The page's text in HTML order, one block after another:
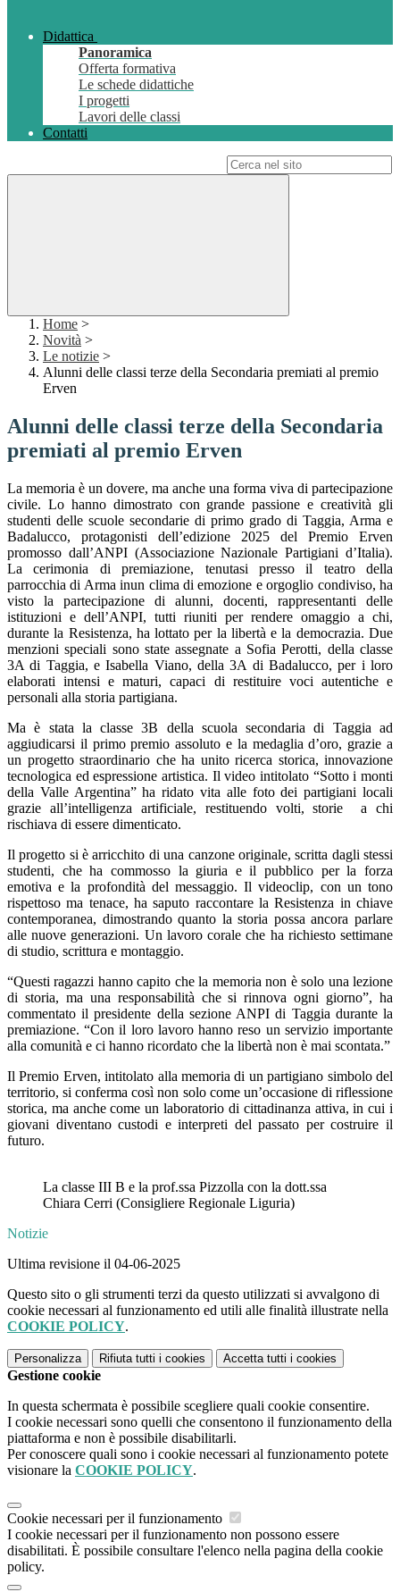
Didattica
Panoramica
Offerta formativa
Le schede didattiche
I progetti
Lavori delle classi
Contatti
Home >
Novità >
Le notizie >
Alunni delle classi terze della Secondaria premiati al premio
Erven
Alunni delle classi terze della Secondaria
premiati al premio Erven
La memoria è un dovere, ma anche una forma viva di partecipazione
civile. Lo hanno dimostrato con grande passione e creatività gli
studenti delle scuole secondarie di primo grado di Taggia, Arma e
Badalucco, protagonisti dell’edizione 2025 del Premio Erven
promosso dall’ANPI (Associazione Nazionale Partigiani d’Italia).
La cerimonia di premiazione, tenutasi presso il teatro della
parrocchia di Arma inun clima di emozione e orgoglio condiviso, ha
visto la partecipazione di alunni, docenti, rappresentanti delle
istituzioni e dell’ANPI, tutti riuniti per rendere omaggio a chi,
durante la Resistenza, ha lottato per la libertà e la democrazia. Due
menzioni speciali sono state assegnate a Sofia Perotti, della classe
3A di Taggia, e Isabella Viano, della 3A di Badalucco, per i loro
elaborati intensi e maturi, capaci di restituire voci autentiche e
personali alla storia partigiana.
Ma è stata la classe 3B della scuola secondaria di Taggia ad
aggiudicarsi il primo premio assoluto e la medaglia d’oro, grazie a
un progetto straordinario che ha unito ricerca storica, innovazione
tecnologica ed espressione artistica. Il video intitolato “Sotto i monti
della Valle Argentina” ha ridato vita alle foto dei partigiani locali
grazie all’intelligenza artificiale, restituendo volti, storie a chi
rischiava di essere dimenticato.
Il progetto si è arricchito di una canzone originale, scritta dagli stessi
studenti, che ha commosso la giuria e il pubblico per la forza
emotiva e la profondità del messaggio. Il videoclip, con un tono
rispettoso ma tenace, ha saputo raccontare la Resistenza in chiave
contemporanea, dimostrando quanto la storia possa ancora parlare
alle nuove generazioni. Un lavoro corale che ha richiesto settimane
di studio, scrittura e montaggio.
“Questi ragazzi hanno capito che la memoria non è solo una lezione
di storia, ma una responsabilità che si rinnova ogni giorno”, ha
commentato il presidente della sezione ANPI di Taggia durante la
premiazione. “Con il loro lavoro hanno reso un servizio importante
alla comunità e ci hanno ricordato che la libertà non è mai scontata.”
Il Premio Erven, intitolato alla memoria di un partigiano simbolo del
territorio, si conferma così non solo come un’occasione di riflessione
storica, ma anche come un laboratorio di cittadinanza attiva, in cui i
giovani diventano custodi e interpreti del passato per costruire il
futuro.
La classe III B e la prof.ssa Pizzolla con la dott.ssa
Chiara Cerri (Consigliere Regionale Liguria)
Notizie
Ultima revisione il 04-06-2025
Questo sito o gli strumenti terzi da questo utilizzati si avvalgono di
cookie necessari al funzionamento ed utili alle finalità illustrate nella
COOKIE POLICY.
Personalizza Rifiuta tutti i cookies Accetta tutti i cookies
Gestione cookie
In questa schermata è possibile scegliere quali cookie consentire.
I cookie necessari sono quelli che consentono il funzionamento della
piattaforma e non è possibile disabilitarli.
Per conoscere quali sono i cookie necessari al funzionamento potete
visionare la COOKIE POLICY.
Cookie necessari per il funzionamento
I cookie necessari per il funzionamento non possono essere
disabilitati. È possibile consultare l'elenco nella pagina della cookie
policy.